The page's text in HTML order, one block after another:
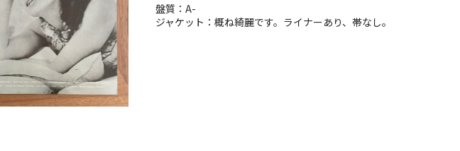
盤質：A-
ジャケット：概ね綺麗です。ライナーあり、帯なし。